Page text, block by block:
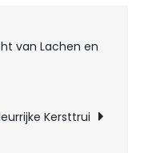
van Lachen en
Kersttrui